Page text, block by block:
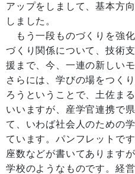
アップをしまして、基本方
しました。
もう一段ものづくりを強
づくり関係について、技術
援まで、今、一連の新しい
さらには、学びの場をつく
ろうということで、土佐ま
いいますが、産学官連携で
て、いわば社会人のための
ています。パンフレットで
座数などが書いてあります
学校のようなものです。経